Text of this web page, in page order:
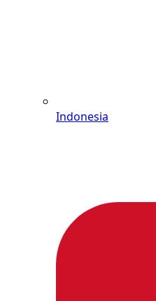
Indonesia